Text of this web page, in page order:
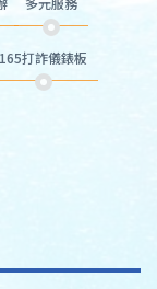
165打詐儀錶板